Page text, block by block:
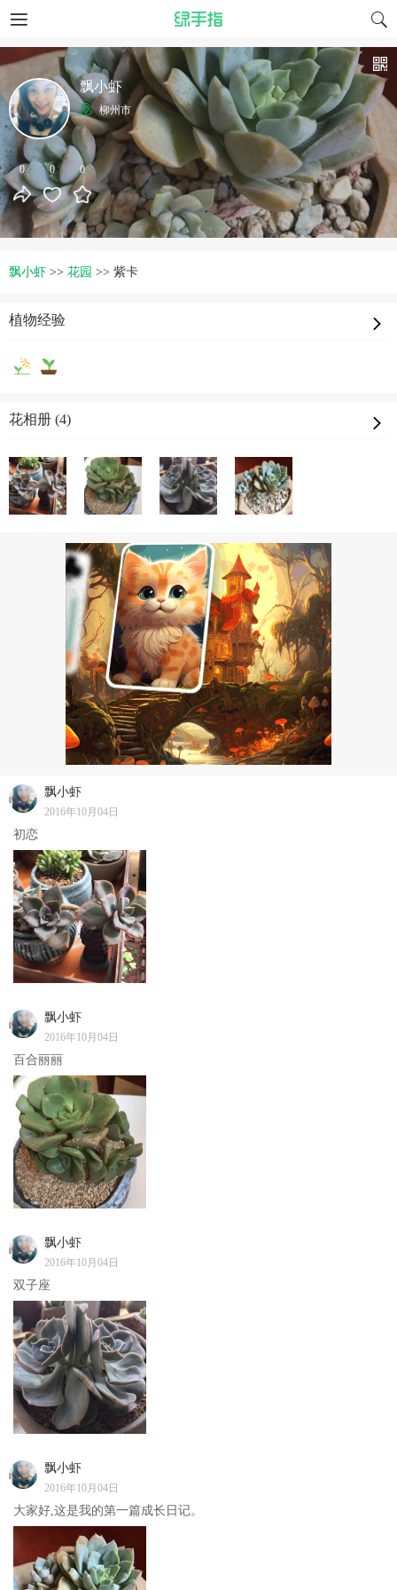
0 0 0
飘小虾
柳州市
飘小虾 >> 花园 >> 紫卡
植物经验
花相册 (4)
飘小虾
2016年10月04日
初恋
飘小虾
2016年10月04日
百合丽丽
飘小虾
2016年10月04日
双子座
飘小虾
2016年10月04日
大家好,这是我的第一篇成长日记。